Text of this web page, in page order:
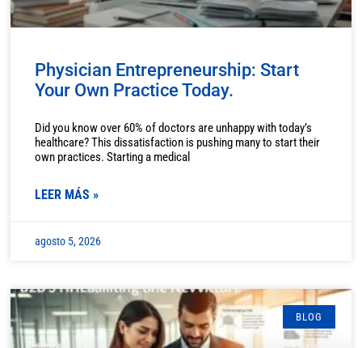
Physician Entrepreneurship: Start
Your Own Practice Today.
Did you know over 60% of doctors are unhappy with today’s
healthcare? This dissatisfaction is pushing many to start their
own practices. Starting a medical
LEER MÁS »
agosto 5, 2026
BLOG